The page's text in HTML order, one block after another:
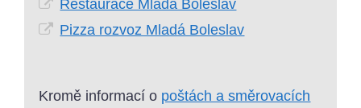
Restaurace Mladá Boleslav
Pizza rozvoz Mladá Boleslav
Kromě informací o poštách a směrovacích